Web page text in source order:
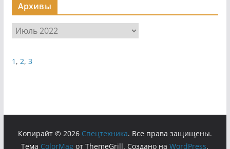
Архивы
1 , 2, 3
Копирайт © 2026 Cпецтехника. Все права защищены.
Тема ColorMag от ThemeGrill. Создано наWordPress.